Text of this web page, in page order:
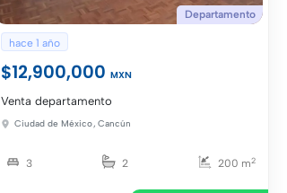
Departamento
hace 1 año
$12,900,000MXN
Venta departamento
Ciudad de México, Cancún
3 2 200 m2